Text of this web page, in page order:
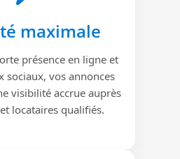
maximale
présence en ligne et
sociaux, vos annonces
visibilité accrue auprès
locataires qualifiés.